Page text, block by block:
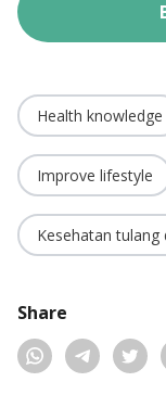
Share
Health knowledge
Improve lifestyle
Kesehatan tulang